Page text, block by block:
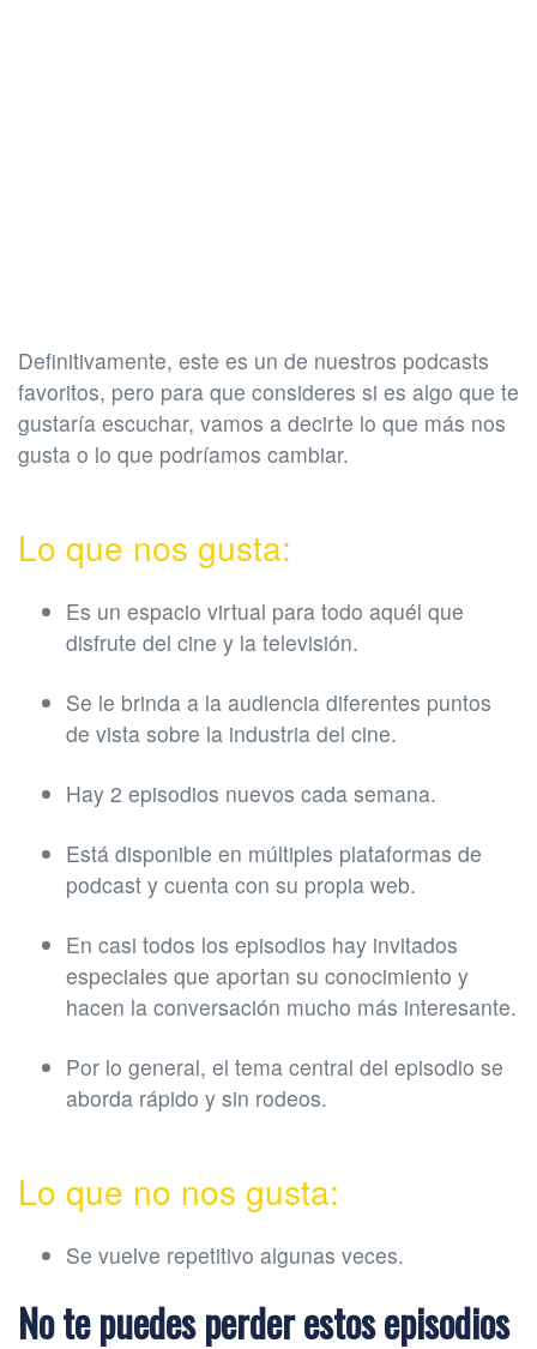
Definitivamente, este es un de nuestros podcasts
favoritos, pero para que consideres si es algo que te
gustaría escuchar, vamos a decirte lo que más nos
gusta o lo que podríamos cambiar.
Lo que nos gusta:
Es un espacio virtual para todo aquél que
disfrute del cine y la televisión.
Se le brinda a la audiencia diferentes puntos
de vista sobre la industria del cine.
Hay 2 episodios nuevos cada semana.
Está disponible en múltiples plataformas de
podcast y cuenta con su propia web.
En casi todos los episodios hay invitados
especiales que aportan su conocimiento y
hacen la conversación mucho más interesante.
Por lo general, el tema central del episodio se
aborda rápido y sin rodeos.
Lo que no nos gusta:
Se vuelve repetitivo algunas veces.
No te puedes perder estos episodios